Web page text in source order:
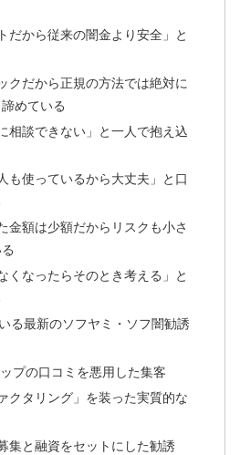
だから従来の闇金より安全」と
クだから正規の方法では絶対に
めている
相談できない」と一人で抱え込
も使っているから大丈夫」と口
金額は少額だからリスクも小さ
くなったらそのとき考える」と
る最新のソフヤミ・ソフ闇勧誘
プの口コミを悪用した集客
クタリング」を装った実質的な
集と融資をセットにした勧誘